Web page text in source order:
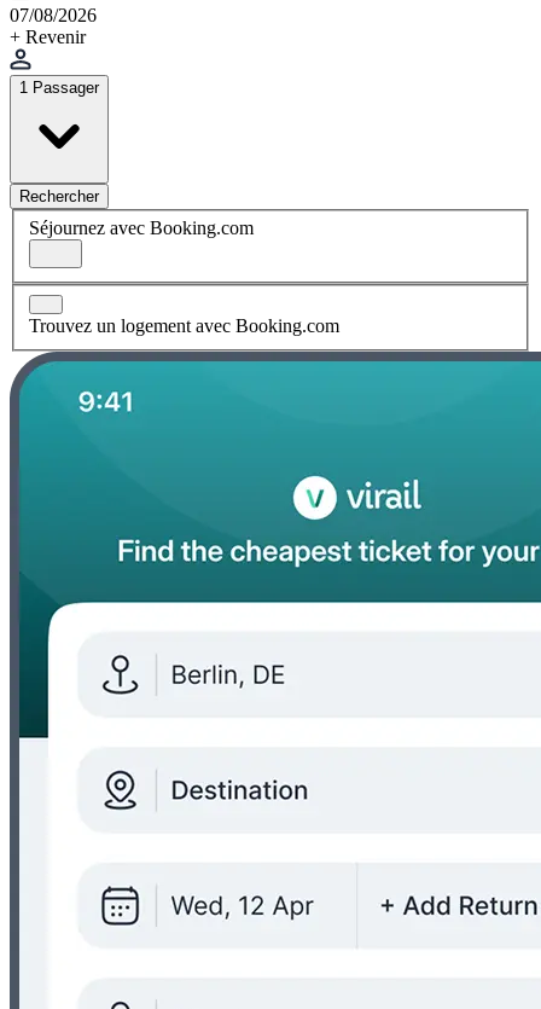
07/08/2026
+ Revenir
1 Passager
Rechercher
Séjournez avec Booking.com
Trouvez un logement avec Booking.com